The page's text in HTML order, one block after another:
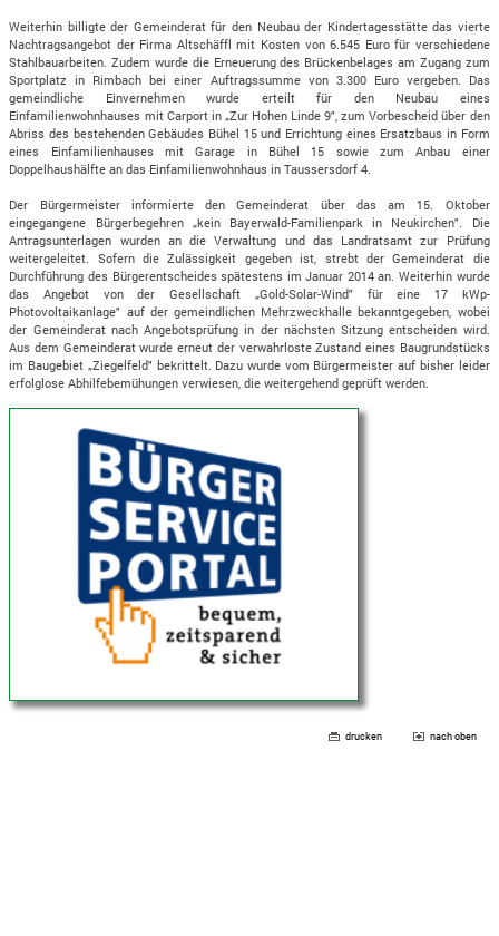
Weiterhin billigte der Gemeinderat für den Neubau der Kindertagesstätte das vierte
Nachtragsangebot der Firma Altschäffl mit Kosten von 6.545 Euro für verschiedene
Stahlbauarbeiten. Zudem wurde die Erneuerung des Brückenbelages am Zugang zum
Sportplatz in Rimbach bei einer Auftragssumme von 3.300 Euro vergeben. Das
gemeindliche Einvernehmen wurde erteilt für den Neubau eines
Einfamilienwohnhauses mit Carport in „Zur Hohen Linde 9", zum Vorbescheid über den
Abriss des bestehenden Gebäudes Bühel 15 und Errichtung eines Ersatzbaus in Form
eines Einfamilienhauses mit Garage in Bühel 15 sowie zum Anbau einer
Doppelhaushälfte an das Einfamilienwohnhaus in Taussersdorf 4.
Der Bürgermeister informierte den Gemeinderat über das am 15. Oktober
eingegangene Bürgerbegehren „kein Bayerwald-Familienpark in Neukirchen". Die
Antragsunterlagen wurden an die Verwaltung und das Landratsamt zur Prüfung
weitergeleitet. Sofern die Zulässigkeit gegeben ist, strebt der Gemeinderat die
Durchführung des Bürgerentscheides spätestens im Januar 2014 an. Weiterhin wurde
das Angebot von der Gesellschaft „Gold-Solar-Wind" für eine 17 kWp-
Photovoltaikanlage" auf der gemeindlichen Mehrzweckhalle bekanntgegeben, wobei
der Gemeinderat nach Angebotsprüfung in der nächsten Sitzung entscheiden wird.
Aus dem Gemeinderat wurde erneut der verwahrloste Zustand eines Baugrundstücks
im Baugebiet „Ziegelfeld" bekrittelt. Dazu wurde vom Bürgermeister auf bisher leider
erfolglose Abhilfebemühungen verwiesen, die weitergehend geprüft werden.
drucken nach oben